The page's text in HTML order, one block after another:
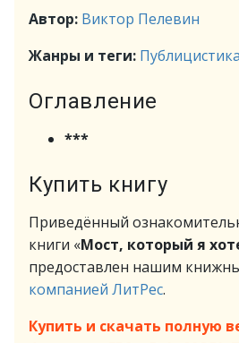
Автор: Виктор Пелевин
Жанры и теги: Публицистика
Оглавление
***
Купить книгу
Приведённый
книги «Мост, который я
предоставлен нашим
компанией ЛитРес.
Купить и скачать полную